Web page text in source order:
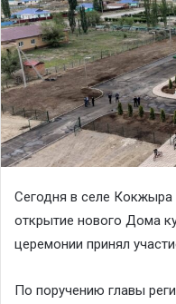
Сегодня в селе Кокжыра
открытие нового Дома
церемонии принял
По поручению главы